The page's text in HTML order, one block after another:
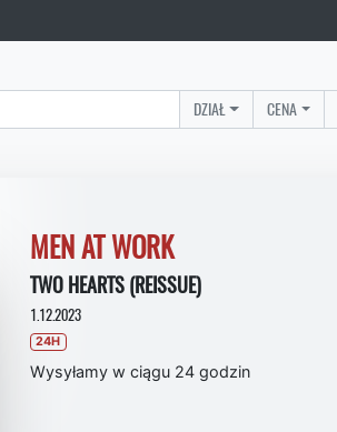
DZIAŁ CENA
MEN AT WORK
TWO HEARTS (REISSUE)
1.12.2023
24H
Wysyłamy w ciągu 24 godzin